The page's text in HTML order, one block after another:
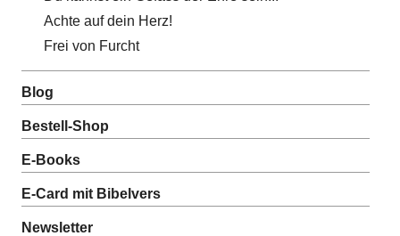
Achte auf dein Herz!
Frei von Furcht
Blog
Bestell-Shop
E-Books
E-Card mit Bibelvers
Newsletter